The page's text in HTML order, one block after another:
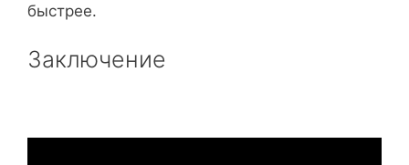
быстрее.
Заключение